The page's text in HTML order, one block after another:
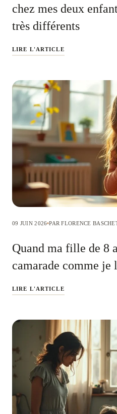
chez mes deux
très différents
LIRE L'ARTICLE
09 JUIN 2026 PAR FLORENCE
Quand ma fille de 8
camarade comme je
LIRE L'ARTICLE